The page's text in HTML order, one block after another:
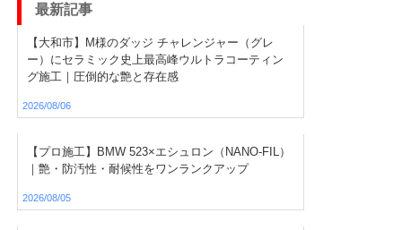
最新記事
【大和市】M様のダッジ チャレンジャー（グレ
ー）にセラミック史上最高峰ウルトラコーティン
グ施工｜圧倒的な艶と存在感
2026/08/06
【プロ施工】BMW 523×エシュロン（NANO-FIL）
｜艶・防汚性・耐候性をワンランクアップ
2026/08/05